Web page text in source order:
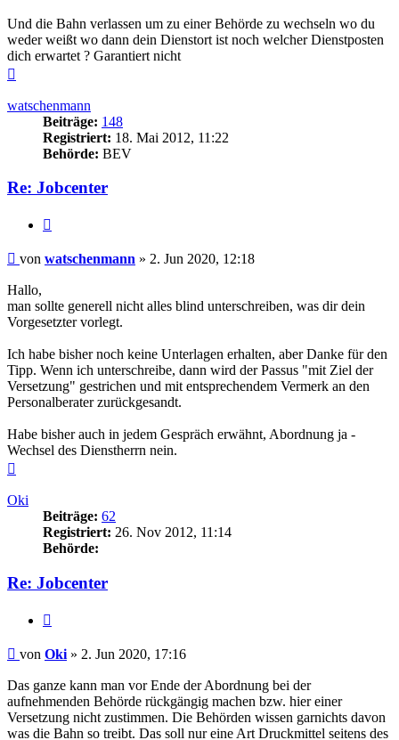
Und die Bahn verlassen um zu einer Behörde zu wechseln wo du
weder weißt wo dann dein Dienstort ist noch welcher Dienstposten
dich erwartet ? Garantiert nicht
watschenmann
Beiträge: 148
Registriert: 18. Mai 2012, 11:22
Behörde: BEV
Re: Jobcenter
Beitrag
von watschenmann » 2. Jun 2020, 12:18
Hallo,
man sollte generell nicht alles blind unterschreiben, was dir dein
Vorgesetzter vorlegt.
Ich habe bisher noch keine Unterlagen erhalten, aber Danke für den
Tipp. Wenn ich unterschreibe, dann wird der Passus "mit Ziel der
Versetzung" gestrichen und mit entsprechendem Vermerk an den
Personalberater zurückgesandt.
Habe bisher auch in jedem Gespräch erwähnt, Abordnung ja -
Wechsel des Dienstherrn nein.
Oki
Beiträge: 62
Registriert: 26. Nov 2012, 11:14
Behörde:
Re: Jobcenter
Beitrag
von Oki » 2. Jun 2020, 17:16
Das ganze kann man vor Ende der Abordnung bei der
aufnehmenden Behörde rückgängig machen bzw. hier einer
Versetzung nicht zustimmen. Die Behörden wissen garnichts davon
was die Bahn so treibt. Das soll nur eine Art Druckmittel seitens des